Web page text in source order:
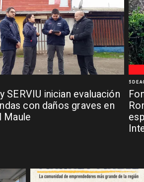
SERVIU inician evaluación
con daños graves en
Maule
5 DE